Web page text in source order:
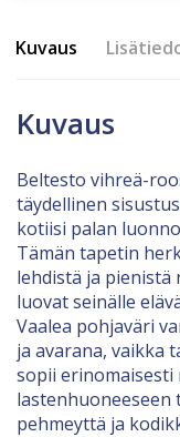
Kuvaus
Kuvaus
Beltesto vihreä-
täydellinen
kotiisi palan
Tämän tapetin
lehdistä ja pienistä
luovat seinälle
Vaalea pohjaväri
ja avarana, vaikka
sopii erinomaisesti
pehmeyttä ja